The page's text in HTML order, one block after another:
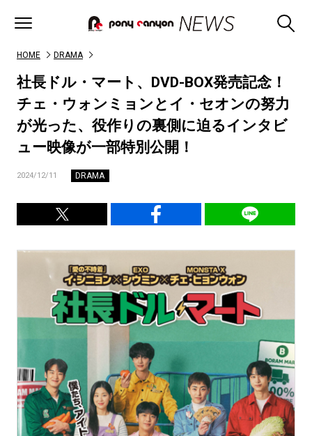
HOME DRAMA
社長ドル・マート、DVD-BOX発売記念！
チェ・ウォンミョンとイ・セオンの努力
が光った、役作りの裏側に迫るインタビ
ュー映像が一部特別公開！
2024/12/11 DRAMA